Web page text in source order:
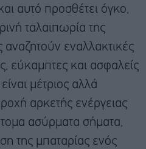
αυτό προσθέτει όγκο,
ταλαιπωρία της
αναζητούν εναλλακτικές
εύκαμπτες και ασφαλείς
μέτριος αλλά
αρκετής ενέργειας
ασύρματα σήματα,
της μπαταρίας ενός